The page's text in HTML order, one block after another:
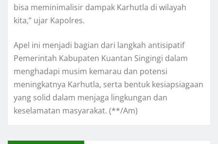
bisa meminimalisir dampak Karhutla di wilayah
kita,” ujar Kapolres.
Apel ini menjadi bagian dari langkah antisipatif
Pemerintah Kabupaten Kuantan Singingi dalam
menghadapi musim kemarau dan potensi
meningkatnya Karhutla, serta bentuk kesiapsiagaan
yang solid dalam menjaga lingkungan dan
keselamatan masyarakat. (**/Am)